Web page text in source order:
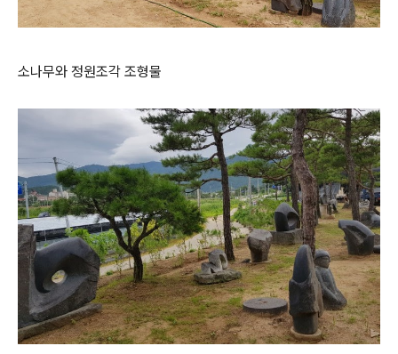
소나무와 정원조각 조형물